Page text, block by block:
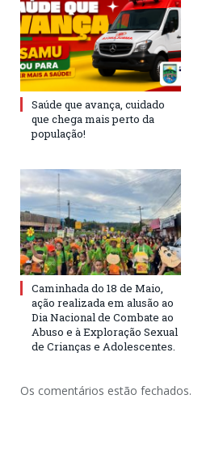
Saúde que avança, cuidado
que chega mais perto da
população!
Caminhada do 18 de Maio,
ação realizada em alusão ao
Dia Nacional de Combate ao
Abuso e à Exploração Sexual
de Crianças e Adolescentes.
Os comentários estão fechados.